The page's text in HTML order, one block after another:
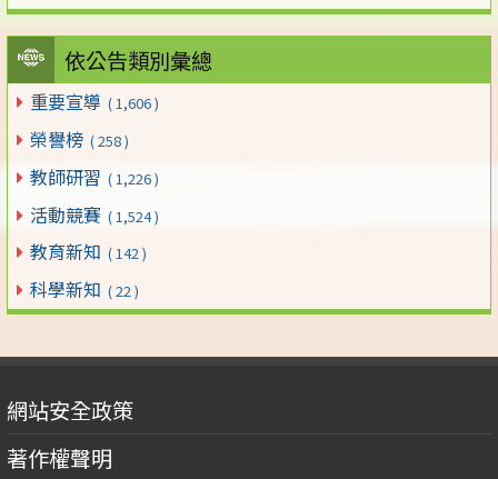
依公告類別彙總
重要宣導 ( 1,606 )
榮譽榜 ( 258 )
教師研習 ( 1,226 )
活動競賽 ( 1,524 )
教育新知 ( 142 )
科學新知 ( 22 )
網站安全政策
著作權聲明